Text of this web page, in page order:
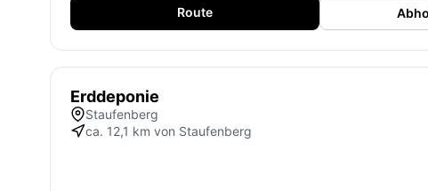
Route
Erddeponie
Staufenberg
ca. 12,1 km von Staufenberg